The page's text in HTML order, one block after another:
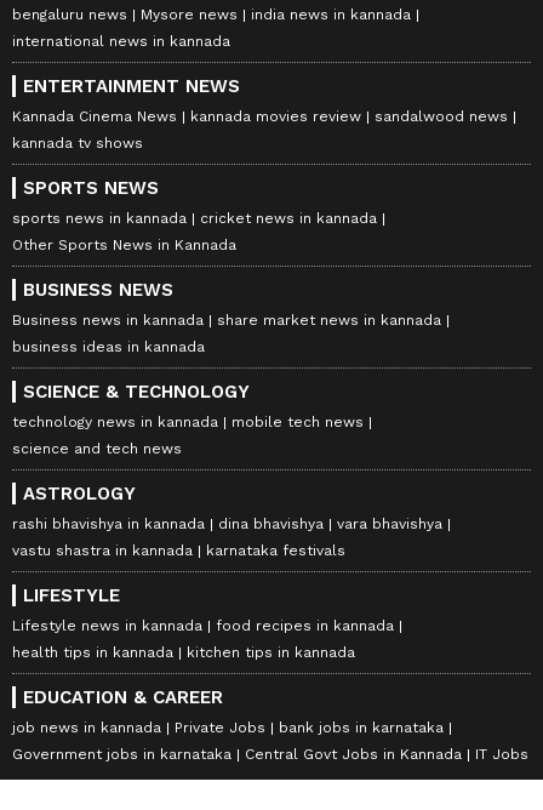
bengaluru news
Mysore news
india news in kannada
international news in kannada
ENTERTAINMENT NEWS
Kannada Cinema News kannada movies review
sandalwood news
kannada tv shows
SPORTS NEWS
sports news in kannada
cricket news in kannada
Other Sports News in Kannada
BUSINESS NEWS
Business news in kannada
share market news in kannada
business ideas in kannada
SCIENCE & TECHNOLOGY
technology news in kannada
mobile tech news
science and tech news
ASTROLOGY
rashi bhavishya in kannada dina bhavishya
vara bhavishya
vastu shastra in kannada
karnataka festivals
LIFESTYLE
Lifestyle news in kannada
food recipes in kannada
health tips in kannada
kitchen tips in kannada
EDUCATION & CAREER
job news in kannada Private Jobs
bank jobs in karnataka
Government jobs in karnataka
Central Govt Jobs in Kannada IT Jobs